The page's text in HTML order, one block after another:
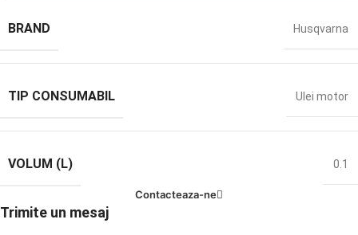
BRAND Husqvarna
TIP CONSUMABIL Ulei motor
VOLUM (L) 0.1
Contacteaza-ne
Trimite un mesaj